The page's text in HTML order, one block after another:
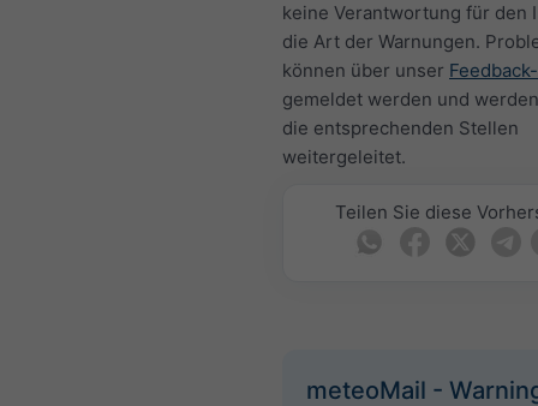
keine Verantwortung für den
die Art der Warnungen.
können über unser
gemeldet werden und
die entsprechenden Stellen
weitergeleitet.
Teilen Sie diese
meteoMail -